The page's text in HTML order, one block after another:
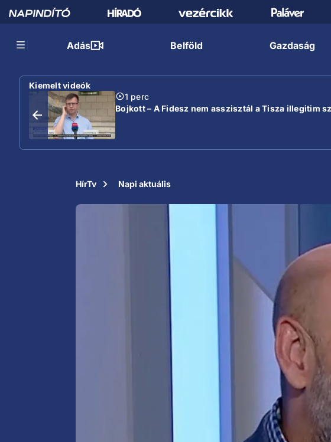
Adás Belföld Gazdaság
Kiemelt videók
1 perc
Bojkott – A Fidesz nem asszisztál a Tisza illegitim
HírTv Napi aktuális